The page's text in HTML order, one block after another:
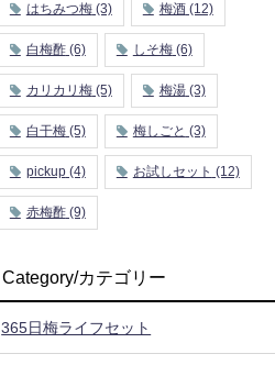
はちみつ梅(3) 梅酒 (12)
白梅酢(6) しそ梅(6)
カリカリ梅(5) 梅湯(3)
白干梅(5) 梅しごと (3)
pickup(4) お試しセット (12)
赤梅酢(9)
Category/カテゴリー
365日梅ライフセット